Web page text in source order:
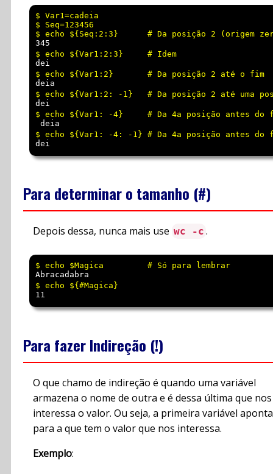
$ Var1=cadeia
$ Seq=123456
345
dei
deia
dei
deia
dei
Para determinar o tamanho (#)
Depois dessa, nunca mais use wc -c .
Abracadabra
11
Para fazer Indireção (!)
O que chamo de indireção é quando uma variável
armazena o nome de outra e é dessa última que nos
interessa o valor. Ou seja, a primeira variável aponta
para a que tem o valor que nos interessa.
Exemplo: